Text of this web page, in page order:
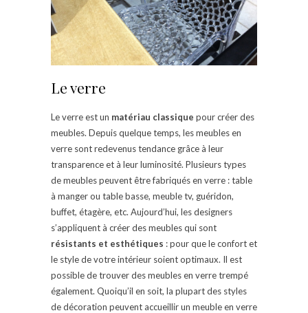
Le verre
Le verre est un matériau classique pour créer des
meubles. Depuis quelque temps, les meubles en
verre sont redevenus tendance grâce à leur
transparence et à leur luminosité. Plusieurs types
de meubles peuvent être fabriqués en verre : table
à manger ou table basse, meuble tv, guéridon,
buffet, étagère, etc. Aujourd’hui, les designers
s’appliquent à créer des meubles qui sont
résistants et esthétiques : pour que le confort et
le style de votre intérieur soient optimaux. Il est
possible de trouver des meubles en verre trempé
également. Quoiqu’il en soit, la plupart des styles
de décoration peuvent accueillir un meuble en verre